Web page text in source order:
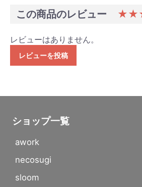
この商品のレビュー
レビューはありません。
レビューを投稿
ショップ一覧
awork
necosugi
sloom